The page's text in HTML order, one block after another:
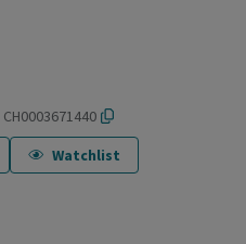
CH0003671440
Watchlist